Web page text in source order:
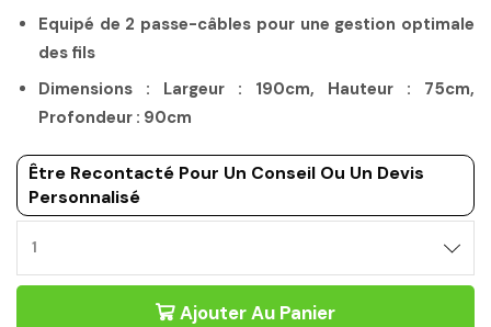
Equipé de 2 passe-câbles pour une gestion optimale
des fils
Dimensions : Largeur : 190cm, Hauteur : 75cm,
Profondeur : 90cm
Être Recontacté Pour Un Conseil Ou Un Devis
Personnalisé
Ajouter Au Panier